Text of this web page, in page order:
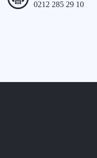
0212 285 29 10